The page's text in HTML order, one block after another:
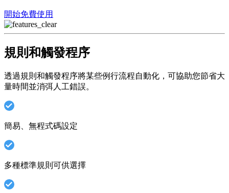
開始免費使用
規則和觸發程序
透過規則和觸發程序將某些例行流程自動化，可協助您節省大
量時間並消弭人工錯誤。
簡易、無程式碼設定
多種標準規則可供選擇